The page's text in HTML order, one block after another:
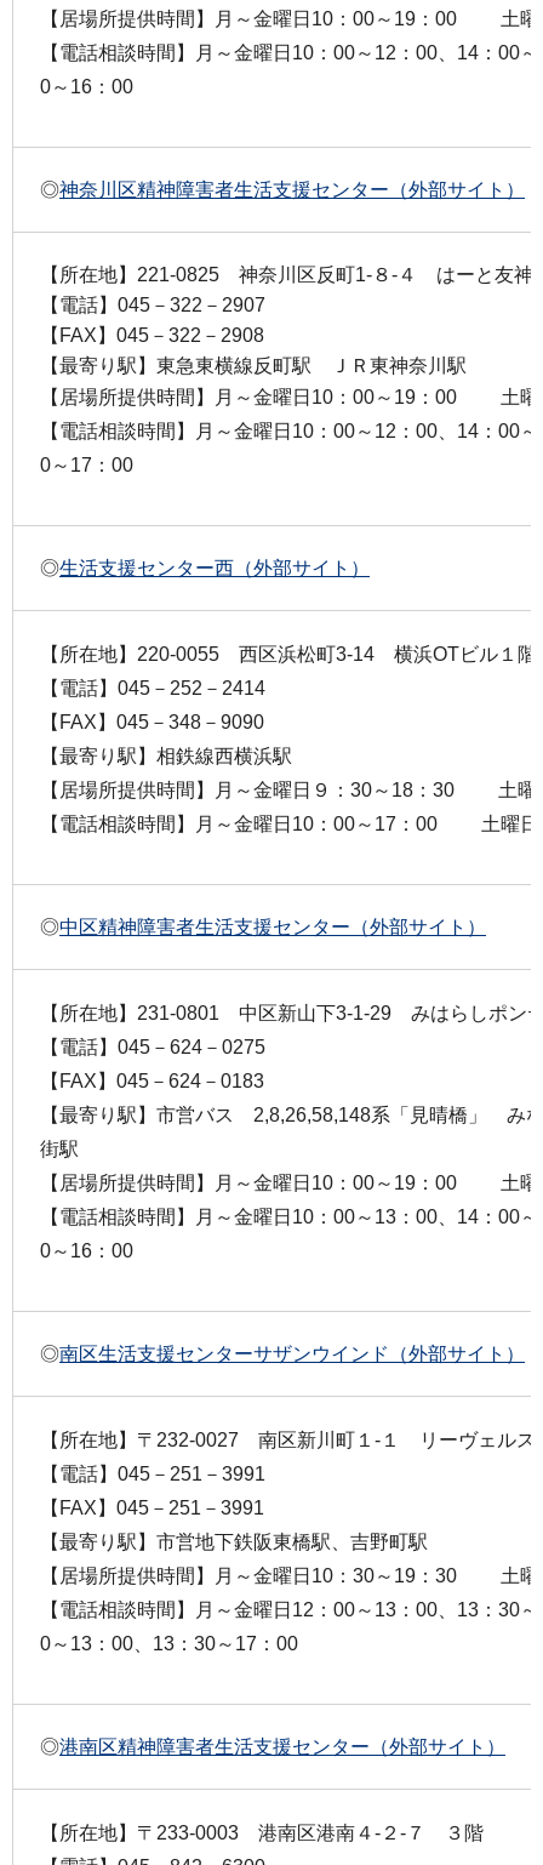
【居場所提供時間】月～金曜日10：00～19：00 土曜
【電話相談時間】月～金曜日10：00～12：00、14：
0～16：00
◎神奈川区精神障害者生活支援センター（外部サイト）
【所在地】221-0825 神奈川区反町1-８-４ はーと友神
【電話】045－322－2907
【FAX】045－322－2908
【最寄り駅】東急東横線反町駅 ＪＲ東神奈川駅
【居場所提供時間】月～金曜日10：00～19：00 土曜
【電話相談時間】月～金曜日10：00～12：00、14：
0～17：00
◎生活支援センター西（外部サイト）
【所在地】220-0055 西区浜松町3-14 横浜OTビル１階
【電話】045－252－2414
【FAX】045－348－9090
【最寄り駅】相鉄線西横浜駅
【居場所提供時間】月～金曜日９：30～18：30 土曜
【電話相談時間】月～金曜日10：00～17：00 土曜日
◎中区精神障害者生活支援センター（外部サイト）
【所在地】231-0801 中区新山下3-1-29 みはらしポン
【電話】045－624－0275
【FAX】045－624－0183
【最寄り駅】市営バス 2,8,26,58,148系「見晴橋」 み
街駅
【居場所提供時間】月～金曜日10：00～19：00 土曜
【電話相談時間】月～金曜日10：00～13：00、14：
0～16：00
◎南区生活支援センターサザンウインド（外部サイト）
【所在地】〒232-0027 南区新川町１-１ リーヴェルス
【電話】045－251－3991
【FAX】045－251－3991
【最寄り駅】市営地下鉄阪東橋駅、吉野町駅
【居場所提供時間】月～金曜日10：30～19：30 土曜
【電話相談時間】月～金曜日12：00～13：00、13：
0～13：00、13：30～17：00
◎港南区精神障害者生活支援センター（外部サイト）
【所在地】〒233-0003 港南区港南４-２-７ ３階